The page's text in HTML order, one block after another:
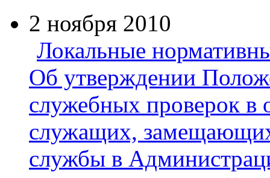
2 ноября 2010
Локальные
Об утверждении
служебных проверок
служащих,
службы в